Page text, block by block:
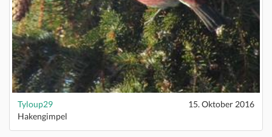
Tyloup29
15. Oktober 2016
Hakengimpel